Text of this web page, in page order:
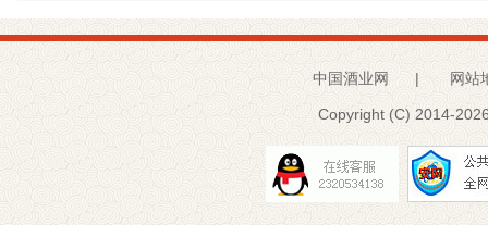
中国酒业网 | 网站
Copyright (C) 2014-